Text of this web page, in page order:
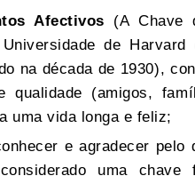
Afectivos (A Chave
de Harvard
na década de 1930),
qualidade (amigos,
uma vida longa e feliz;
e agradecer
uma chave